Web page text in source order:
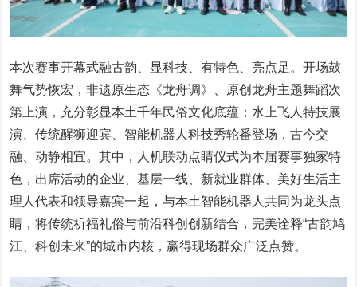
本次赛事开幕式融古韵、显科技、有特色、亮点足。开场鼓
舞气势恢宏，非遗原生态《龙舟调》、原创龙舟主题舞蹈次
第上演，充分彰显本土千年民俗文化底蕴；水上飞人特技展
演、传统醒狮迎宾、智能机器人科技秀轮番登场，古今交
融、动静相宜。其中，人机联动点睛仪式为本届赛事独家特
色，出席活动的企业、基层一线、新就业群体、美好生活主
理人代表和领导嘉宾一起，与本土智能机器人共同为龙头点
睛，将传统祈福礼俗与前沿科创创新结合，完美诠释“古韵鸠
江、科创未来”的城市内核，赢得现场群众广泛点赞。